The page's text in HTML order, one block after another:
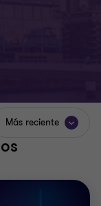
Más reciente